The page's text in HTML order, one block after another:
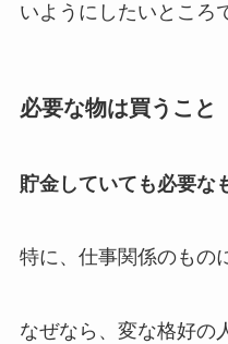
いようにしたいところ
必要な物は買うこと
貯金していても必要な
特に、仕事関係のもの
なぜなら、変な格好の